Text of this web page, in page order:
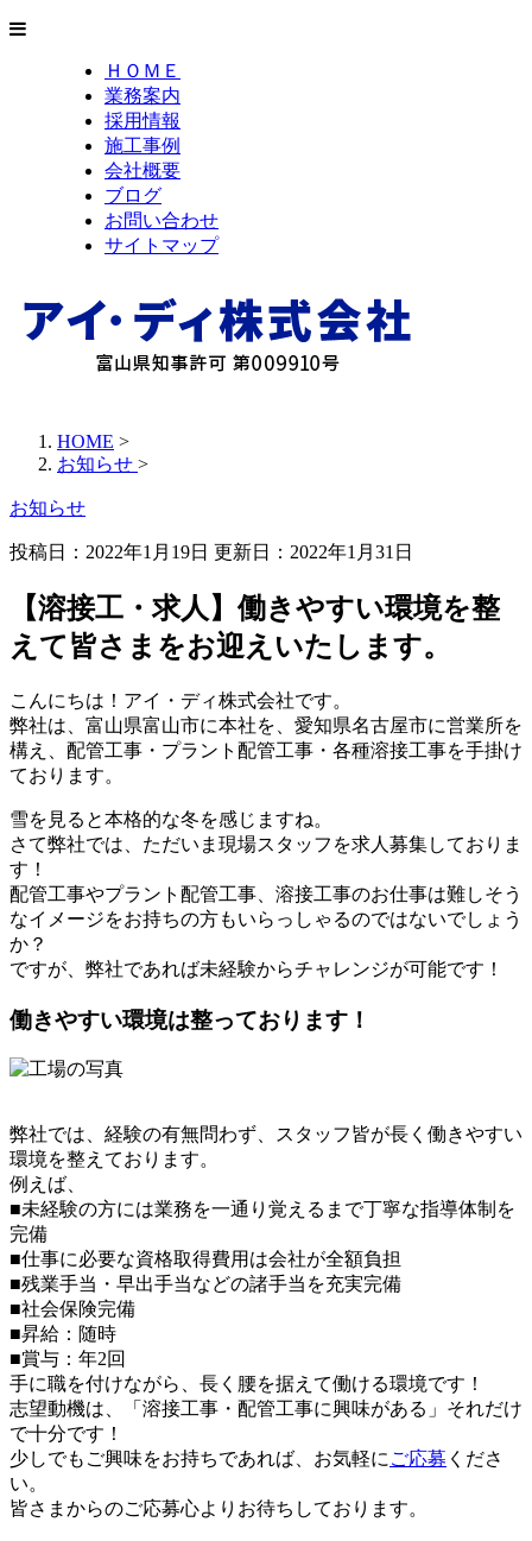
ＨＯＭＥ
業務案内
採用情報
施工事例
会社概要
ブログ
お問い合わせ
サイトマップ
HOME >
お知らせ >
お知らせ
投稿日：2022年1月19日 更新日： 2022年1月31日
【溶接工・求人】働きやすい環境を整
えて皆さまをお迎えいたします。
こんにちは！アイ・ディ株式会社です。
弊社は、富山県富山市に本社を、愛知県名古屋市に営業所を
構え、配管工事・プラント配管工事・各種溶接工事を手掛け
ております。
雪を見ると本格的な冬を感じますね。
さて弊社では、ただいま現場スタッフを求人募集しておりま
す！
配管工事やプラント配管工事、溶接工事のお仕事は難しそう
なイメージをお持ちの方もいらっしゃるのではないでしょう
か？
ですが、弊社であれば未経験からチャレンジが可能です！
働きやすい環境は整っております！
弊社では、経験の有無問わず、スタッフ皆が長く働きやすい
環境を整えております。
例えば、
■未経験の方には業務を一通り覚えるまで丁寧な指導体制を
完備
■仕事に必要な資格取得費用は会社が全額負担
■残業手当・早出手当などの諸手当を充実完備
■社会保険完備
■昇給：随時
■賞与：年2回
手に職を付けながら、長く腰を据えて働ける環境です！
志望動機は、「溶接工事・配管工事に興味がある」それだけ
で十分です！
少しでもご興味をお持ちであれば、お気軽に ご応募 くださ
い。
皆さまからのご応募心よりお待ちしております。